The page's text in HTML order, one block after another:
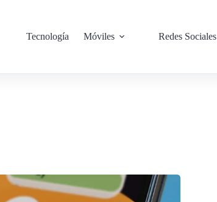
Tecnología Móviles Redes Sociales